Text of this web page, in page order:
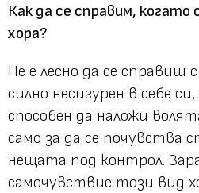
Как да се справим,
хора?
Не е лесно да се справиш
силно несигурен в себе
способен да наложи
само за да се почувства
нещата под контрол.
самочувствие този вид